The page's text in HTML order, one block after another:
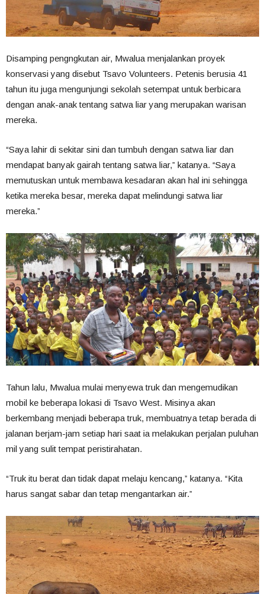
Disamping pengngkutan air, Mwalua menjalankan proyek
konservasi yang disebut Tsavo Volunteers. Petenis berusia 41
tahun itu juga mengunjungi sekolah setempat untuk berbicara
dengan anak-anak tentang satwa liar yang merupakan warisan
mereka.
“Saya lahir di sekitar sini dan tumbuh dengan satwa liar dan
mendapat banyak gairah tentang satwa liar,” katanya. “Saya
memutuskan untuk membawa kesadaran akan hal ini sehingga
ketika mereka besar, mereka dapat melindungi satwa liar
mereka.”
Tahun lalu, Mwalua mulai menyewa truk dan mengemudikan
mobil ke beberapa lokasi di Tsavo West. Misinya akan
berkembang menjadi beberapa truk, membuatnya tetap berada di
jalanan berjam-jam setiap hari saat ia melakukan perjalan puluhan
mil yang sulit tempat peristirahatan.
“Truk itu berat dan tidak dapat melaju kencang,” katanya. “Kita
harus sangat sabar dan tetap mengantarkan air.”